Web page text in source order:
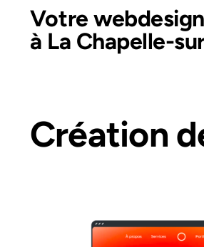
Votre
à La Chapelle-
Création